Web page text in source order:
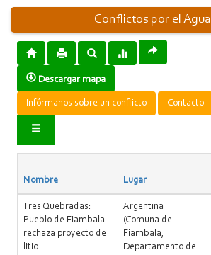
Conflictos por el Agua
Descargar mapa
Infórmanos sobre un conflicto Contacto
Nombre Lugar
Tres Quebradas:
Pueblo de Fiambala
rechaza proyecto de
litio
Argentina
(Comuna de
Fiambala,
Departamento de